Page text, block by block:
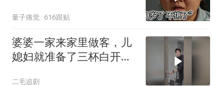
量子痛觉 616跟贴
婆婆一家来家里做客，儿
媳妇就准备了三杯白开
二毛追剧